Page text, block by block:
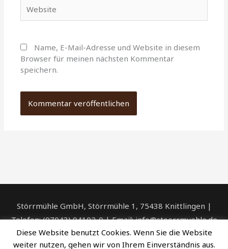
Name, E-Mail-Adresse und Website in diesem
Browser für meinen nächsten Kommentar
speichern.
Störrmühle GmbH, Störrmühle 1, 75438 Knittlingen |
Telefon: (07043) 94102-0 | Email: info@stoerrmuehle.de
| DE - ÖKO - 006
Diese Website benutzt Cookies. Wenn Sie die Website
weiter nutzen, gehen wir von Ihrem Einverständnis aus.